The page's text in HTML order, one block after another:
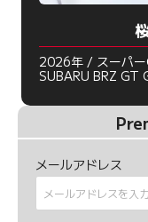
2026年 / スーパ
SUBARU BRZ GT
メールアドレス